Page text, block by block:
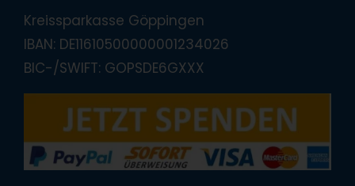
Kreissparkasse Göppingen
IBAN: DE11610500000001234026
BIC-/SWIFT: GOPSDE6GXXX